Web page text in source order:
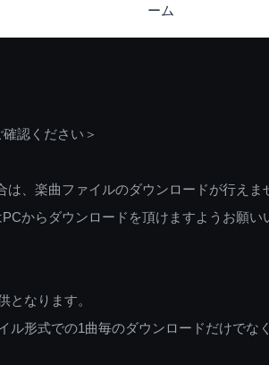
ーム
認ください＞
、楽曲ファイルのダウンロードが行えま
からダウンロードを頂けますようお願い
となります。
形式での1曲毎のダウンロードだけでな